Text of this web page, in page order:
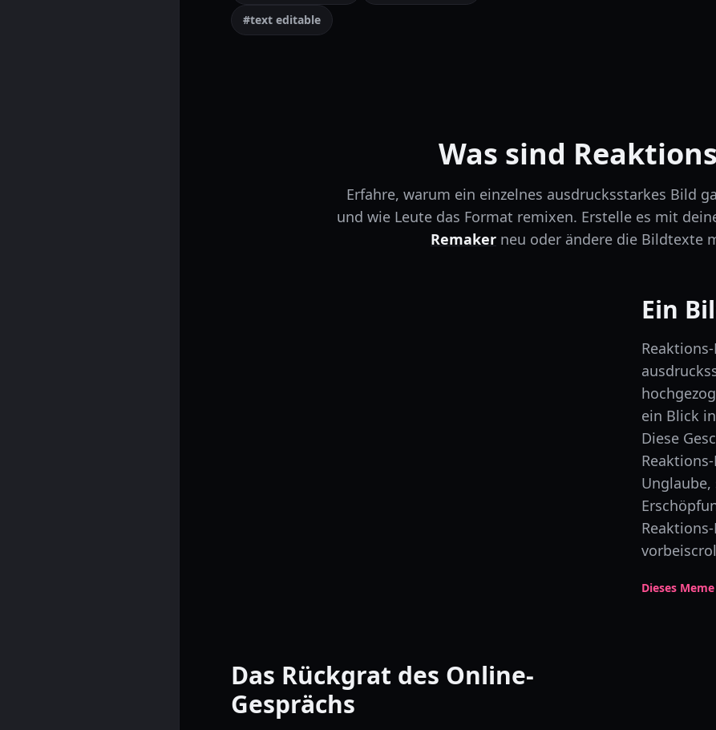
#text editable
Was sind
Erfahre, warum ein einzelnes ausdrucksstarkes Bild
und wie Leute das Format remixen. Erstelle es mit
Remaker neu oder ändere die Bildtexte
Ein
ein Blick
Diese
Dieses
Das Rückgrat des Online-
Gesprächs